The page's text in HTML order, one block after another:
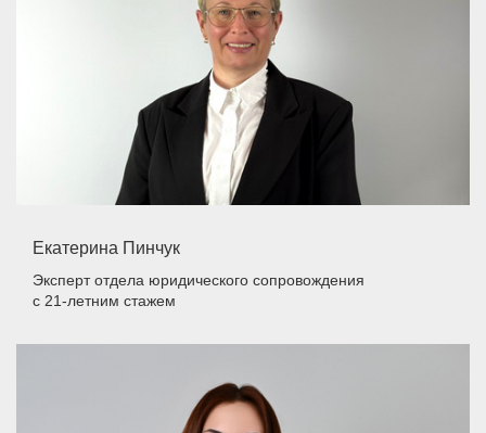
Екатерина Пинчук
Эксперт отдела юридического сопровождения
с 21-летним стажем